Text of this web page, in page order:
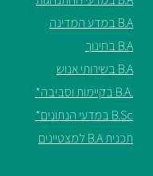
זכויות
והטבות
הרשמו
B.A במדע המדינה
B.A בחינוך
B.A בשירותי אנוש
.B.A בקיימות וסביבה*
B.Sc במדעי הנתונים*
תכנית B.A למצטיינים